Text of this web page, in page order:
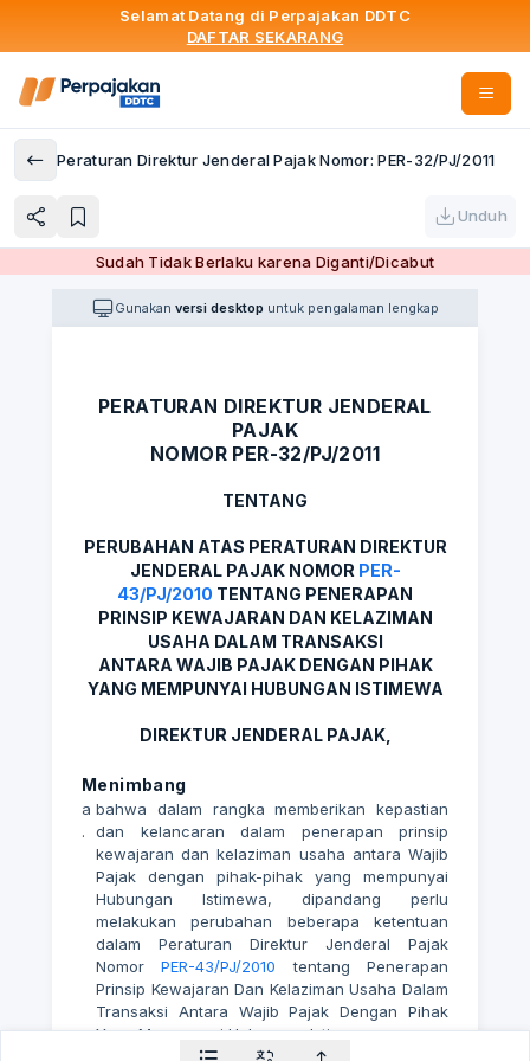
Selamat Datang di Perpajakan DDTC
DAFTAR SEKARANG
Peraturan Direktur Jenderal Pajak Nomor: PER-32/PJ/2011
Unduh
Sudah Tidak Berlaku karena Diganti/Dicabut
Gunakan versi desktop untuk pengalaman lengkap
PERATURAN DIREKTUR JENDERAL
PAJAK
NOMOR PER-32/PJ/2011
TENTANG
PERUBAHAN ATAS PERATURAN DIREKTUR
JENDERAL PAJAK NOMOR PER-
43/PJ/2010 TENTANG PENERAPAN
PRINSIP KEWAJARAN DAN KELAZIMAN
USAHA DALAM TRANSAKSI
ANTARA WAJIB PAJAK DENGAN PIHAK
YANG MEMPUNYAI HUBUNGAN ISTIMEWA
DIREKTUR JENDERAL PAJAK,
Menimbang
a
.
bahwa dalam rangka memberikan kepastian
dan kelancaran dalam penerapan prinsip
kewajaran dan kelaziman usaha antara Wajib
Pajak dengan pihak-pihak yang mempunyai
Hubungan Istimewa, dipandang perlu
melakukan perubahan beberapa ketentuan
dalam Peraturan Direktur Jenderal Pajak
NomorPER-43/PJ/2010 tentang Penerapan
Prinsip Kewajaran Dan Kelaziman Usaha Dalam
Transaksi Antara Wajib Pajak Dengan Pihak
Yang Mempunyai Hubungan Istimewa;